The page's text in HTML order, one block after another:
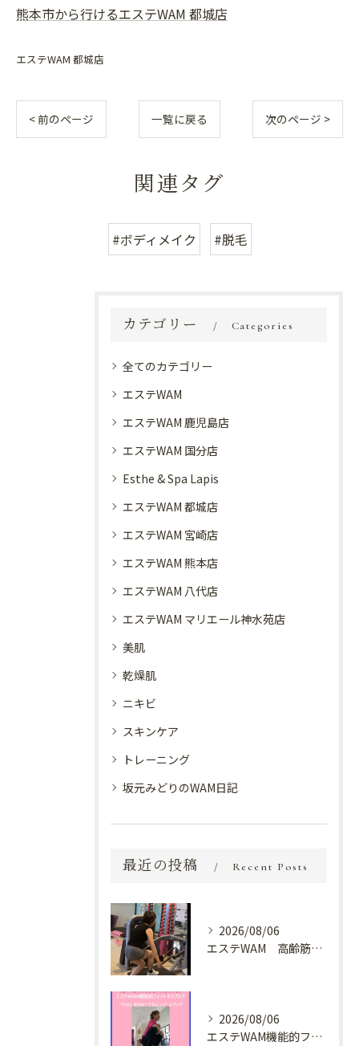
熊本市から行けるエステWAM 都城店
エステWAM 都城店
< 前のページ 一覧に戻る 次のページ >
関連タグ
#ボディメイク #脱毛
カテゴリー Categories
全てのカテゴリー
エステWAM
エステWAM 鹿児島店
エステWAM 国分店
Esthe & Spa Lapis
エステWAM 都城店
エステWAM 宮崎店
エステWAM 熊本店
エステWAM 八代店
エステWAM マリエール神水苑店
美肌
乾燥肌
ニキビ
スキンケア
トレーニング
坂元みどりのWAM日記
最近の投稿 Recent Posts
2026/08/06
エステWAM 高齢筋トレ
2026/08/06
エステWAM機能的フィットネスブログ ^FULL ROM^フルレンジ・メソッド